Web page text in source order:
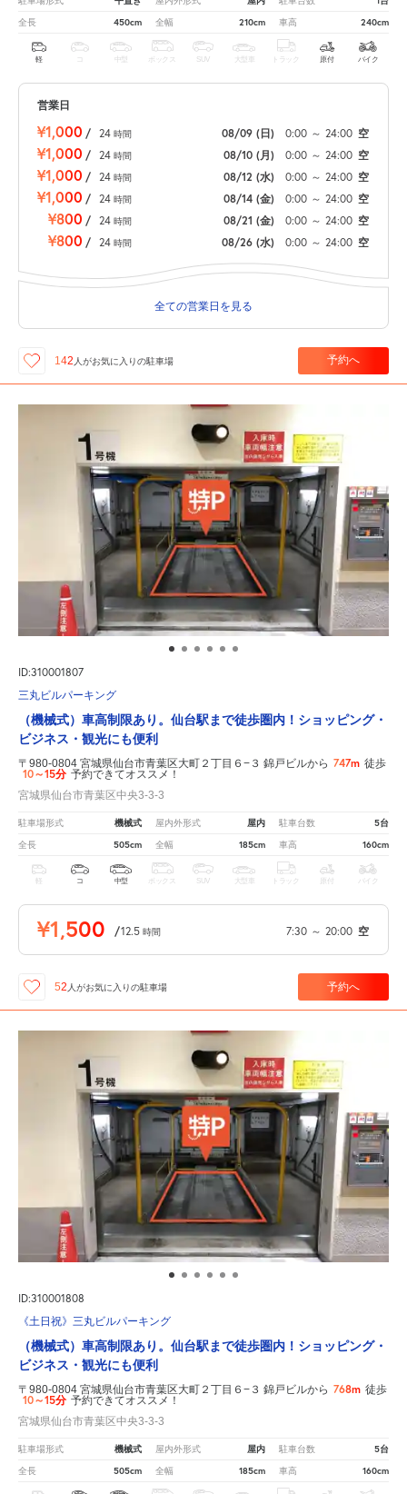
全長 450cm 全幅 210cm 車高 240cm
軽 中型 ボックス SUV 大型車 トラック 原付 バイク
営業日
¥1,000 / 24 時間 08/09 (日) 0:00 ～ 24:00 空
¥1,000 / 24 時間 08/10 (月) 0:00 ～ 24:00 空
¥1,000 / 24 時間 08/12 (水) 0:00 ～ 24:00 空
¥1,000 / 24 時間 08/14 (金) 0:00 ～ 24:00 空
¥800 / 24 時間 08/21 (金) 0:00 ～ 24:00 空
¥800 / 24 時間 08/26 (水) 0:00 ～ 24:00 空
全ての営業日を見る
142 人がお気に入りの駐車場 予約へ
ID:310001807
三丸ビルパーキング
（機械式）車高制限あり。仙台駅まで徒歩圏内！ショッピング・
ビジネス・観光にも便利
〒980-0804 宮城県仙台市青葉区大町２丁目６−３ 錦戸ビルから 747m 徒歩
10～15分 予約できてオススメ！
宮城県仙台市青葉区中央3-3-3
駐車場形式 機械式 屋内外形式 屋内 駐車台数 5台
全長 505cm 全幅 185cm 車高 160cm
軽 コ 中型 ボックス SUV 大型車 トラック 原付 バイク
¥1,500 /12.5 時間 7:30 ～ 20:00 空
52 人がお気に入りの駐車場 予約へ
ID:310001808
《土日祝》三丸ビルパーキング
（機械式）車高制限あり。仙台駅まで徒歩圏内！ショッピング・
ビジネス・観光にも便利
〒980-0804 宮城県仙台市青葉区大町２丁目６−３ 錦戸ビルから 768m 徒歩
10～15分 予約できてオススメ！
宮城県仙台市青葉区中央3-3-3
駐車場形式 機械式 屋内外形式 屋内 駐車台数 5台
全長 505cm 全幅 185cm 車高 160cm